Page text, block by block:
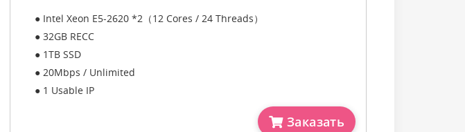
● Intel Xeon E5-2620 *2（12 Cores / 24 Threads）
● 32GB RECC
● 1TB SSD
● 20Mbps / Unlimited
● 1 Usable IP
Заказать